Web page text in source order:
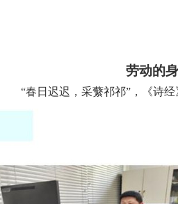
劳动的
“春日迟迟，采蘩祁祁”，《诗